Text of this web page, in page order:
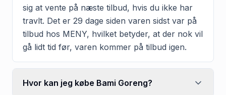
sig at vente på næste tilbud, hvis du ikke har
travlt. Det er 29 dage siden varen sidst var på
tilbud hos MENY, hvilket betyder, at der nok vil
gå lidt tid før, varen kommer på tilbud igen.
Hvor kan jeg købe Bami Goreng?